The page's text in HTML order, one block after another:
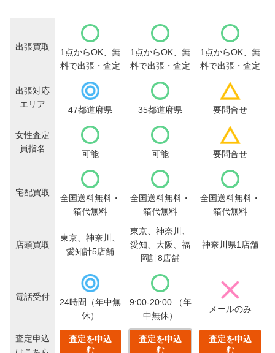
出張買取
1点からOK、無
料で出張・査定
1点からOK、無
料で出張・査定
1点からOK、無
料で出張・査定
出張対応
エリア
47都道府県 35都道府県 要問合せ
女性査定
員指名
可能 可能 要問合せ
宅配買取
全国送料無料・
箱代無料
全国送料無料・
箱代無料
全国送料無料・
箱代無料
店頭買取
東京、神奈川、
愛知計5店舗
東京、神奈川、
愛知、大阪、福
岡計8店舗
神奈川県1店舗
電話受付
24時間（年中無
休）
9:00-20:00（年
中無休）
メールのみ
査定申込
査定を申込
む
査定を申込
む
査定を申込
む